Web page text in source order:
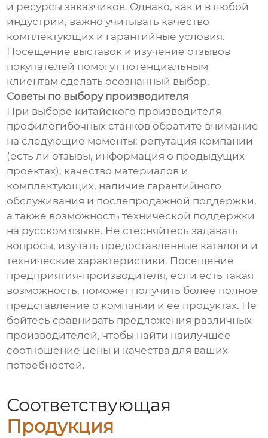
и ресурсы заказчиков. Однако, как и в любой
индустрии, важно учитывать качество
комплектующих и гарантийные условия.
Посещение выставок и изучение отзывов
покупателей помогут потенциальным
клиентам сделать осознанный выбор.
Советы по выбору производителя
При выборе китайского производителя
профилегибочных станков обратите внимание
на следующие моменты: репутация компании
(есть ли отзывы, информация о предыдущих
проектах), качество материалов и
комплектующих, наличие гарантийного
обслуживания и послепродажной поддержки,
а также возможность технической поддержки
на русском языке. Не стесняйтесь задавать
вопросы, изучать предоставленные каталоги и
технические характеристики. Посещение
предприятия-производителя, если есть такая
возможность, поможет получить более полное
представление о компании и её продуктах. Не
бойтесь сравнивать предложения различных
производителей, чтобы найти наилучшее
соотношение цены и качества для ваших
потребностей.
Соответствующая
Продукция